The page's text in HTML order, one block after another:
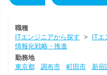
職種
ITエンジニアから探す > ITエ
情報化戦略・推進
勤務地
東京都
調布市 町田市 新宿